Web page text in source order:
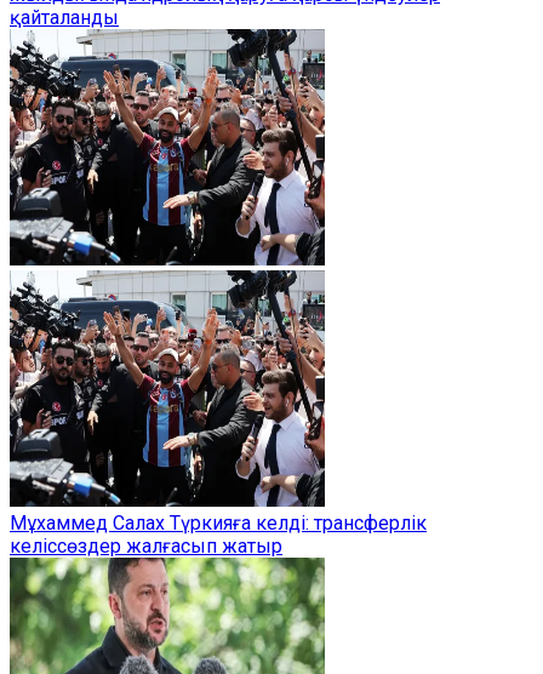
қайталанды
Мұхаммед Салах Түркияға келді: трансферлік
келіссөздер жалғасып жатыр